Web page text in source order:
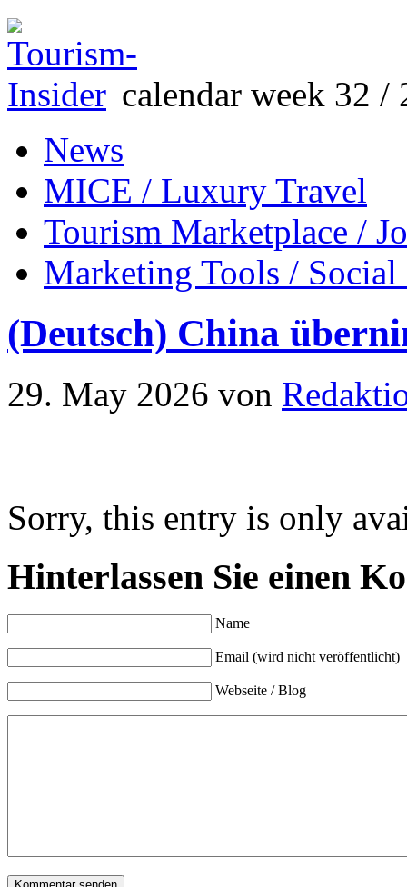
calendar week 32 /
News
MICE / Luxury Travel
Tourism Marketplace /
Marketing Tools /
(Deutsch) China
29. May 2026 von
Sorry, this entry is only
Hinterlassen Sie einen
Name
Email (wird nicht veröffentlicht)
Webseite / Blog